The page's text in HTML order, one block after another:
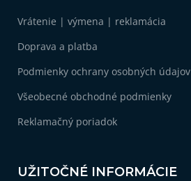
Vrátenie | výmena | reklamácia
Doprava a platba
Podmienky ochrany osobných údajov
Všeobecné obchodné podmienky
Reklamačný poriadok
UŽITOČNÉ INFORMÁCIE